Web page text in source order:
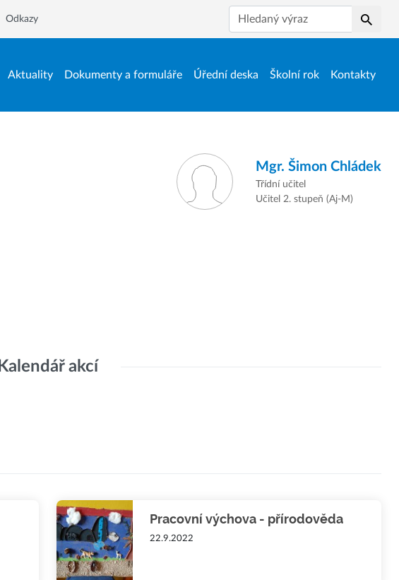
Aktuality Dokumenty a formuláře Úřední deska Školní rok Kontakty
Odkazy
Hledat
Mgr. Šimon Chládek
Třídní učitel
Učitel 2. stupeň (Aj-M)
Kalendář akcí
Pracovní výchova - přírodověda
22.9.2022